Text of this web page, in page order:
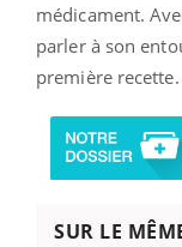
médicament.
parler à son
première recette.
SUR LE